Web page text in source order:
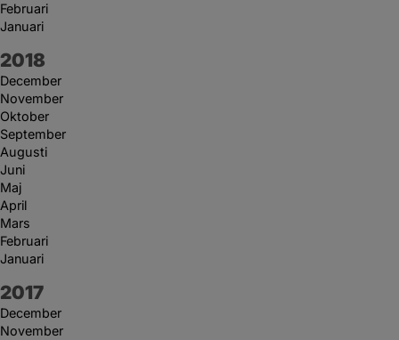
Februari
Januari
År:
2018
December
November
Oktober
September
Augusti
Juni
Maj
April
Mars
Februari
Januari
År:
2017
December
November